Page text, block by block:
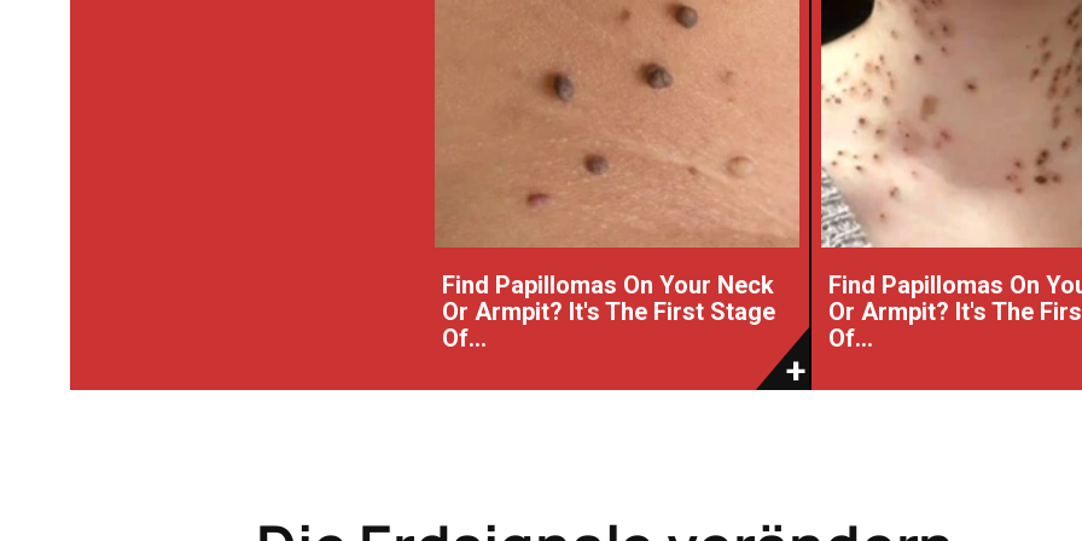
Find Papillomas On Your Neck
Or Armpit? It's The First Stage
Of...
Find Papillomas On
Or Armpit? It's The
Of...